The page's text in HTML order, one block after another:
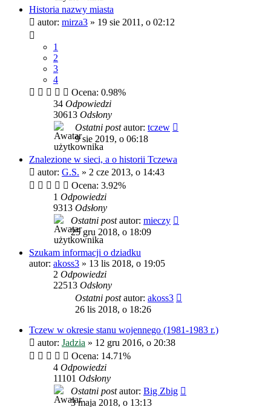
Historia nazwy miasta
autor: mirza3 » 19 sie 2011, o 02:12
1
2
3
4
Ocena: 0.98%
34 Odpowiedzi
30613 Odsłony
Ostatni postautor: tczew
9 sie 2019, o 06:18
Znalezione w sieci, a o historii Tczewa
autor: G.S. » 2 cze 2013, o 14:43
Ocena: 3.92%
1 Odpowiedzi
9313 Odsłony
Ostatni postautor: mieczy
25 gru 2018, o 18:09
Szukam informacji o dziadku
autor: akoss3 » 13 lis 2018, o 19:05
2 Odpowiedzi
22513 Odsłony
Ostatni postautor: akoss3
26 lis 2018, o 18:26
Tczew w okresie stanu wojennego (1981-1983 r.)
autor: Jadzia » 12 gru 2016, o 20:38
Ocena: 14.71%
4 Odpowiedzi
11101 Odsłony
Ostatni postautor: Big Zbig
3 maja 2018, o 13:13